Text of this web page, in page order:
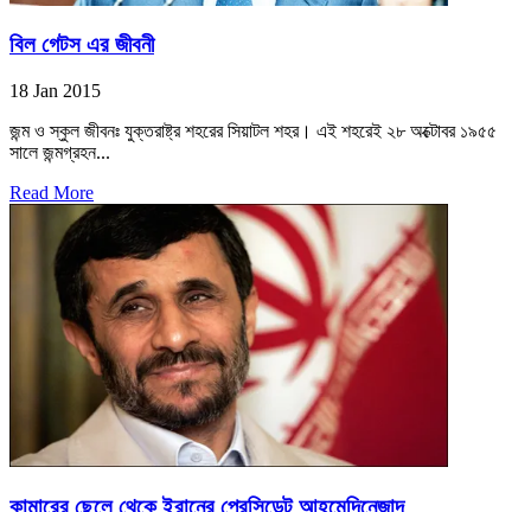
বিল গেটস এর জীবনী
18 Jan 2015
জন্ম ও স্কুল জীবনঃ যুক্তরাষ্ট্র শহরের সিয়াটল শহর। এই শহরেই ২৮ অক্টোবর ১৯৫৫
সালে জন্মগ্রহন...
Read More
কামারের ছেলে থেকে ইরানের প্রেসিডেন্ট আহমেদিনেজাদ